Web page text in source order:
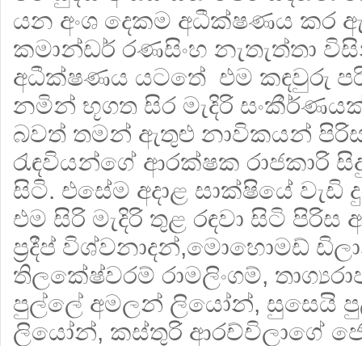
යන අංශ දෙකම අධීක්ෂණය කර
කමාන්ඩර් රණසිංහ නැතැත්තා
අධීක්ෂණය යටතේ එම කඳවුරු
නමින් භූගත සිර මැදිරි
බවත් තමන් ඇතුළු නාවිකයන්
රැඳවියන්ගේ ආරක්ෂක රාජකාරි
සිටි. එසේම අදාළ සාක්ෂියේ වැඩි
එම සිරි මැදිරි තුළ රඳවා සිටි පිරිස
ප්‍රදීප් විශ්වනාදන්,මොහොමඩ්
තිලකේෂ්වරම් රාමලිංගම්,
පුල්ලේ අමලන් ලියෝන්, සුසෙයි
ලියෝන්, කස්තුරි ආරච්චිලාගේ